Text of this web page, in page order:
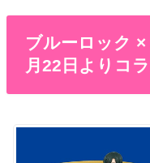
ブルーロック
月22日よりコ